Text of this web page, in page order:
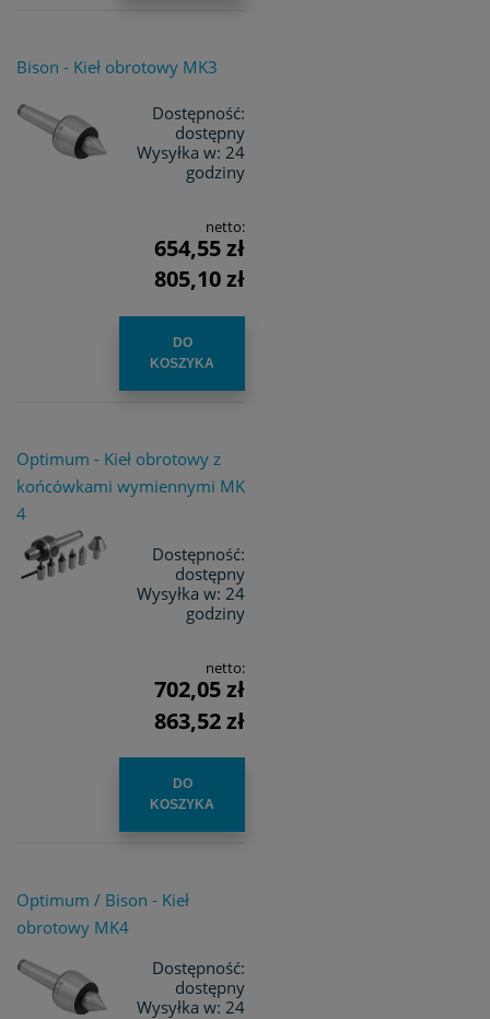
Bison - Kieł obrotowy MK3
Dostępność:
dostępny
Wysyłka w: 24
godziny
netto:
654,55 zł
805,10 zł
DO
KOSZYKA
Optimum - Kieł obrotowy z
końcówkami wymiennymi MK
4
Dostępność:
dostępny
Wysyłka w: 24
godziny
netto:
702,05 zł
863,52 zł
DO
KOSZYKA
Optimum / Bison - Kieł
obrotowy MK4
Dostępność:
dostępny
Wysyłka w: 24